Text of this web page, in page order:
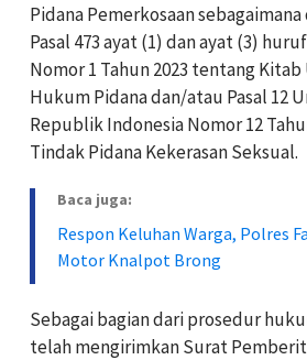
Pidana Pemerkosaan
Pasal 473 ayat (1) dan ayat (3)
Nomor 1 Tahun 2023 tentang
Hukum Pidana dan/atau Pasal 12
Republik Indonesia Nomor 12
Tindak Pidana Kekerasan Seksual.
Baca juga:
Respon Keluhan Warga, Polres
Motor Knalpot Brong
Sebagai bagian dari prosedur
telah mengirimkan Surat